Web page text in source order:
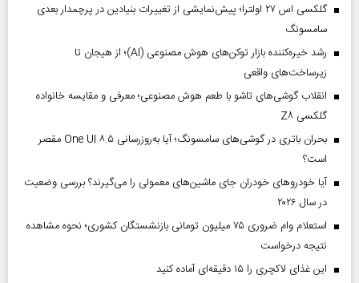
گلکسی اس ۲۷ اولترا؛ پیش‌نمایشی از تغییرات بنیادین در پرچمدار بعدی
سامسونگ
رشد خیره‌کننده بازار توکن‌های هوش مصنوعی (AI)؛ از هیجان تا
زیرساخت‌های واقعی
انقلاب گوشی‌های تاشو‌ با طعم هوش مصنوعی؛ معرفی و مقایسه خانواده
گلکسی Z۸
بحران باتری در گوشی‌های سامسونگ؛ آیا به‌روزرسانی One UI ۸.۵ مقصر
است؟
آیا خودروهای خودران جای ماشین‌های معمولی را می‌گیرند؟ بررسی وضعیت
در سال ۲۰۲۶
استعلام وام ضروری ۷۵ میلیون تومانی بازنشستگان کشوری؛ نحوه مشاهده
نتیجه درخواست
این غذای لاکچری را ۱۵ دقیقه‌ای آماده کنید